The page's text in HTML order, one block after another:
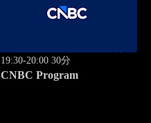
19:30-20:00 30分
CNBC Program